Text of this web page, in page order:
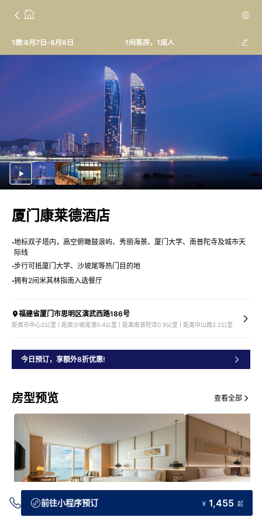
1晚:8月7日-8月8日 1间客房，1成人
厦门康莱德酒店
地标双子塔内，高空俯瞰鼓浪屿、秀丽海景、厦门大学、南普陀寺及城市天
际线
步行可抵厦门大学、沙坡尾等热门目的地
拥有2间米其林指南入选餐厅
福建省厦门市思明区演武西路186号
距离市中心2公里 | 距离沙坡尾港0.4公里 | 距离南普陀寺0.9公里 | 距离中山路2.2公里
今日预订，享额外8折优惠!
房型预览 查看全部
前往小程序预订 ￥ 1,455 起